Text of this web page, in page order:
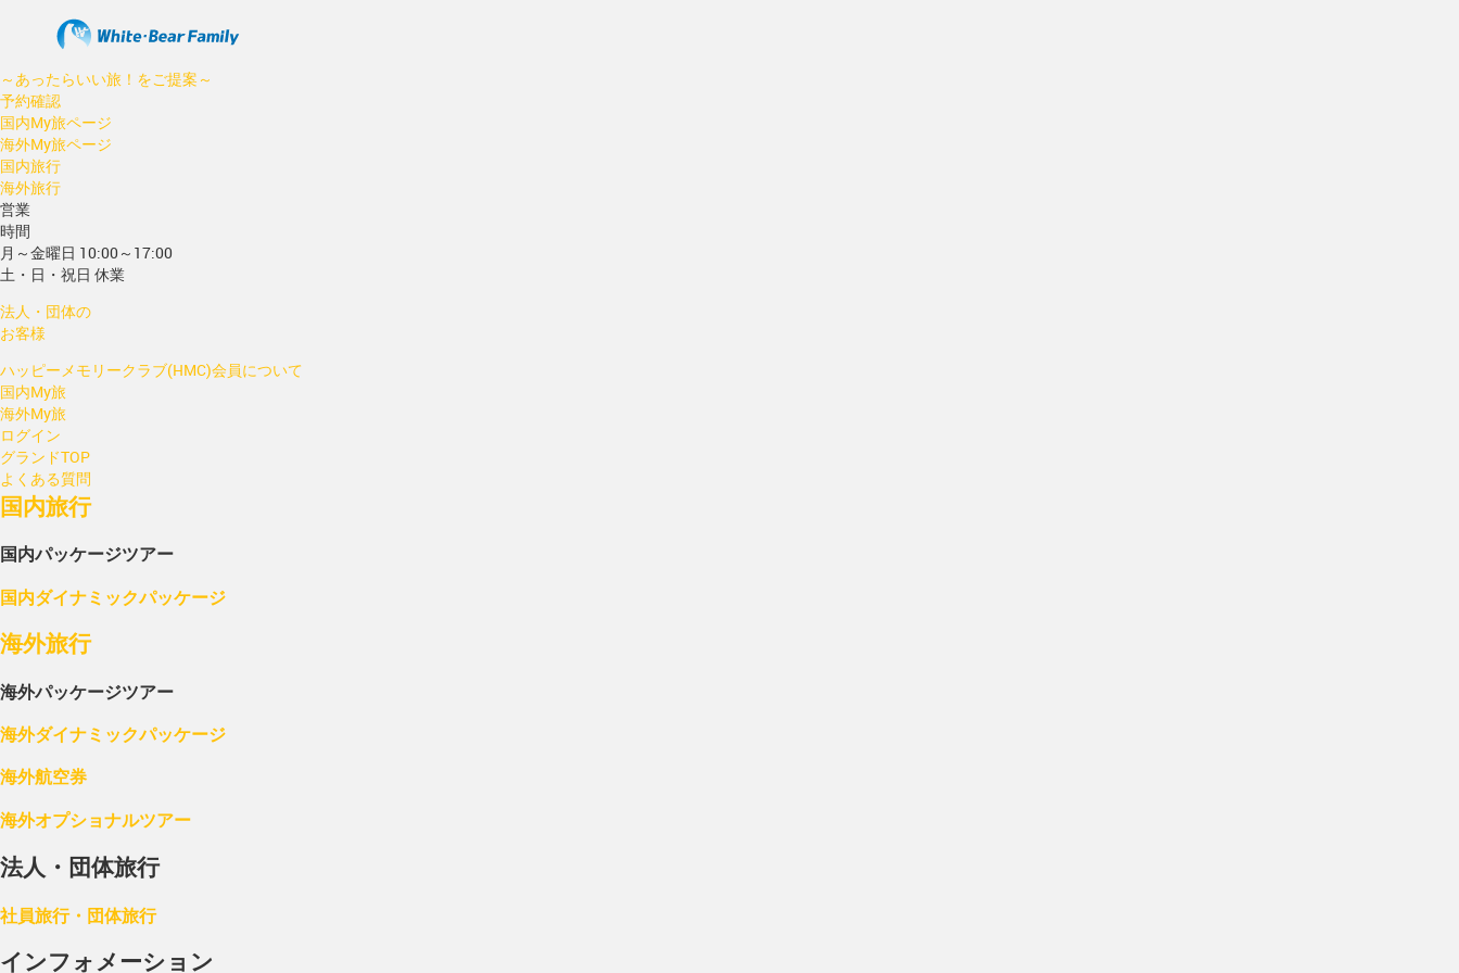
～あったらいい旅！をご提案～
予約確認
国内My旅ページ
海外My旅ページ
国内旅行
海外旅行
営業
時間
月～金曜日 10:00～17:00
土・日・祝日 休業
法人・団体の
お客様
ハッピーメモリークラブ(HMC)会員について
国内My旅
海外My旅
ログイン
グランドTOP
よくある質問
国内旅行
国内パッケージツアー
国内ダイナミックパッケージ
海外旅行
海外パッケージツアー
海外ダイナミックパッケージ
海外航空券
海外オプショナルツアー
法人・団体旅行
社員旅行・団体旅行
インフォメーション